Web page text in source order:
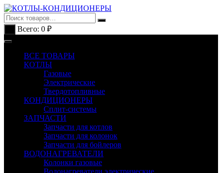
Перейти
к
содержимому
Всего: 0 ₽
ВСЕ ТОВАРЫ
КОТЛЫ
Газовые
Электрические
Твердотопливные
КОНДИЦИОНЕРЫ
Сплит-системы
ЗАПЧАСТИ
Запчасти для котлов
Запчасти для колонок
Запчасти для бойлеров
ВОДОНАГРЕВАТЕЛИ
Колонки газовые
Водонагреватели электрические